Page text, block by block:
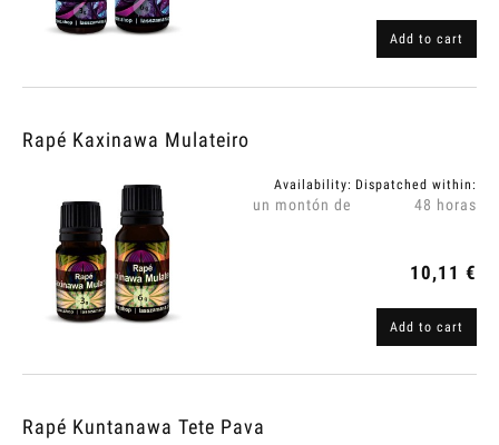
Add to cart
Rapé Kaxinawa Mulateiro
Availability:
un montón de
Dispatched within:
48 horas
10,11 €
Add to cart
Rapé Kuntanawa Tete Pava